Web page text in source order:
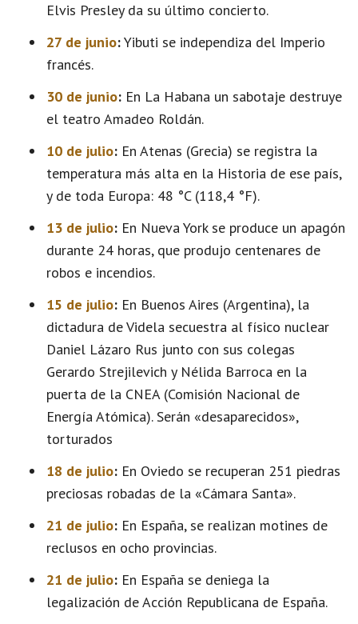
Elvis Presley da su último concierto.
27 de junio:Yibuti se independiza del Imperio
francés.
30 de junio: En La Habana un sabotaje destruye
el teatro Amadeo Roldán.
10 de julio: En Atenas (Grecia) se registra la
temperatura más alta en la Historia de ese país,
y de toda Europa: 48 °C (118,4 °F).
13 de julio: En Nueva York se produce un apagón
durante 24 horas, que produjo centenares de
robos e incendios.
15 de julio: En Buenos Aires (Argentina), la
dictadura de Videla secuestra al físico nuclear
Daniel Lázaro Rus junto con sus colegas
Gerardo Strejilevich y Nélida Barroca en la
puerta de la CNEA (Comisión Nacional de
Energía Atómica). Serán «desaparecidos»,
torturados
18 de julio: En Oviedo se recuperan 251 piedras
preciosas robadas de la «Cámara Santa».
21 de julio: En España, se realizan motines de
reclusos en ocho provincias.
21 de julio: En España se deniega la
legalización de Acción Republicana de España.